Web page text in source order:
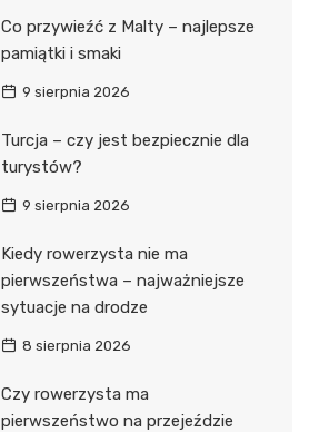
Co przywieźć z Malty – najlepsze
pamiątki i smaki
9 sierpnia 2026
Turcja – czy jest bezpiecznie dla
turystów?
9 sierpnia 2026
Kiedy rowerzysta nie ma
pierwszeństwa – najważniejsze
sytuacje na drodze
8 sierpnia 2026
Czy rowerzysta ma
pierwszeństwo na przejeździe